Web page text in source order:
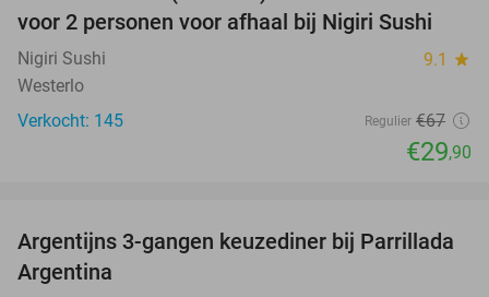
voor 2 personen voor afhaal bij Nigiri Sushi
Nigiri Sushi 9.1 star
Westerlo
Verkocht: 145
Regulier €67
€29,90
51%
Argentijns 3-gangen keuzediner bij Parrillada
Argentina